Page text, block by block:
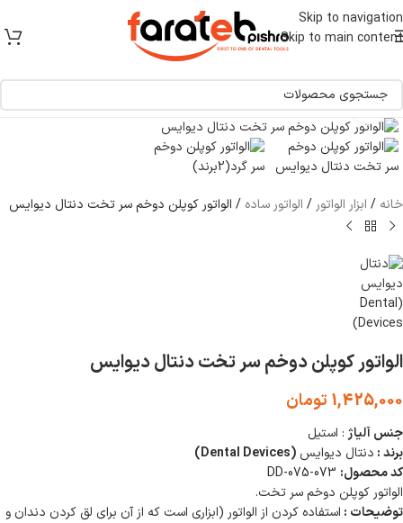
Skip to navigation
Skip to main content
برای بزرگنمایی کلیک کنید
خانه / ابزار الواتور / الواتور ساده / الواتور کوپلن دوخم سر تخت دنتال دیوایس
الواتور کوپلن دوخم سر تخت دنتال دیوایس
1,425,000 تومان
جنس آلیاژ : استیل
برند : دنتال دیوایس (Dental Devices)
کد محصول:
الواتور کوپلن دوخم سر تخت.
توضیحات : استفاده کردن از الواتور (ابزاری است که از آن برای لق کردن دندان و